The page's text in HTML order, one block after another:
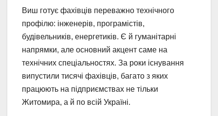
Виш готує фахівців переважно технічного
профілю: інженерів, програмістів,
будівельників, енергетиків. Є й гуманітарні
напрямки, але основний акцент саме на
технічних спеціальностях. За роки існування
випустили тисячі фахівців, багато з яких
працюють на підприємствах не тільки
Житомира, а й по всій Україні.